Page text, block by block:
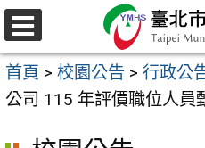
跳
至
主
要
選
單
首頁 > 校園公告 > 行政公
公司 115 年評價職位人員